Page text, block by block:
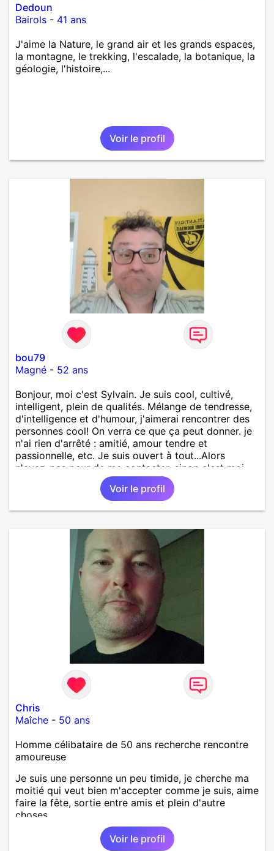
Dedoun
Bairols - 41 ans
J'aime la Nature, le grand air et les grands espaces,
la montagne, le trekking, l'escalade, la botanique, la
géologie, l'histoire,...
Voir le profil
bou79
Magné - 52 ans
Bonjour, moi c'est Sylvain. Je suis cool, cultivé,
intelligent, plein de qualités. Mélange de tendresse,
d'intelligence et d'humour, j'aimerai rencontrer des
personnes cool! On verra ce que ça peut donner. je
n'ai rien d'arrêté : amitié, amour tendre et
passionnelle, etc. Je suis ouvert à tout...Alors
n'ayez-pas peur de me contacter, sinon c'est moi
qui le ferais!!!!!!!!!!!!! Ou peut-être pas! je suis
100000000000 vrai. Voir le profil
Chris
Maîche - 50 ans
Homme célibataire de 50 ans recherche rencontre
amoureuse
Je suis une personne un peu timide, je cherche ma
moitié qui veut bien m'accepter comme je suis, aime
faire la fête, sortie entre amis et plein d'autre
choses .
Voir le profil